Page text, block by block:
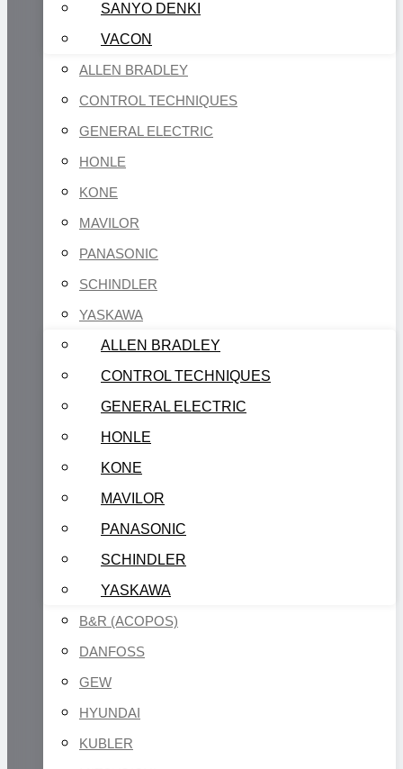
SANYO DENKI
VACON
ALLEN BRADLEY
CONTROL TECHNIQUES
GENERAL ELECTRIC
HONLE
KONE
MAVILOR
PANASONIC
SCHINDLER
YASKAWA
ALLEN BRADLEY
CONTROL TECHNIQUES
GENERAL ELECTRIC
HONLE
KONE
MAVILOR
PANASONIC
SCHINDLER
YASKAWA
B&R (ACOPOS)
DANFOSS
GEW
HYUNDAI
KUBLER